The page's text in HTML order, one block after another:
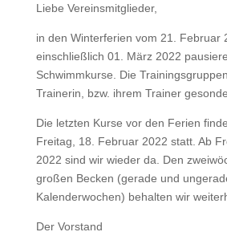
Liebe Vereinsmitglieder,
in den Winterferien vom 21. Februar
einschließlich 01. März 2022
Schwimmkurse. Die
Trainerin, bzw. ihrem Trainer
Die letzten Kurse vor den Ferien
Freitag, 18. Februar 2022 statt. Ab
2022 sind wir wieder da. Den
großen Becken (gerade und
Kalenderwochen) behalten wir
Der Vorstand